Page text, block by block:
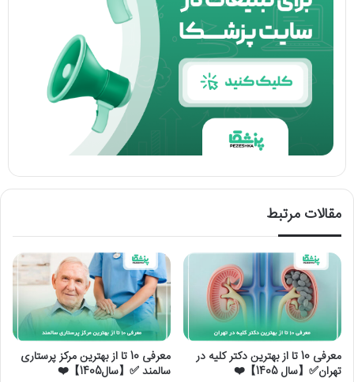
مقالات مرتبط
معرفی 10 تا از بهترین دکتر کلیه در
تهران✅【سال 1405】❤️
معرفی 10 تا از بهترین مرکز پرستاری
سالمند ✅【سال1405】❤️